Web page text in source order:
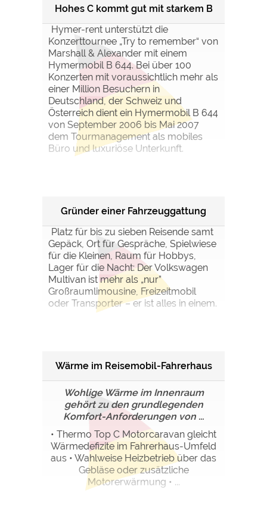
Hohes C kommt gut mit starkem B
Hymer-rent unterstützt die
Konzerttournee „Try to remember“ von
Marshall & Alexander mit einem
Hymermobil B 644. Bei über 100
Konzerten mit voraussichtlich mehr als
einer Million Besuchern in
Deutschland, der Schweiz und
Österreich dient ein Hymermobil B 644
von September 2006 bis Mai 2007
dem Tourmanagement als mobiles
Büro und luxuriöse Unterkunft.
Gründer einer Fahrzeuggattung
Platz für bis zu sieben Reisende samt
Gepäck, Ort für Gespräche, Spielwiese
für die Kleinen, Raum für Hobbys,
Lager für die Nacht: Der Volkswagen
Multivan ist mehr als „nur”
Großraumlimousine, Freizeitmobil
oder Transporter – er ist alles in einem.
Wärme im Reisemobil-Fahrerhaus
Wohlige Wärme im Innenraum
gehört zu den grundlegenden
Komfort-Anforderungen von ...
• Thermo Top C Motorcaravan gleicht
Wärmedefizite im Fahrerhaus-Umfeld
aus • Wahlweise Heizbetrieb über das
Gebläse oder zusätzliche
Motorerwärmung • ...